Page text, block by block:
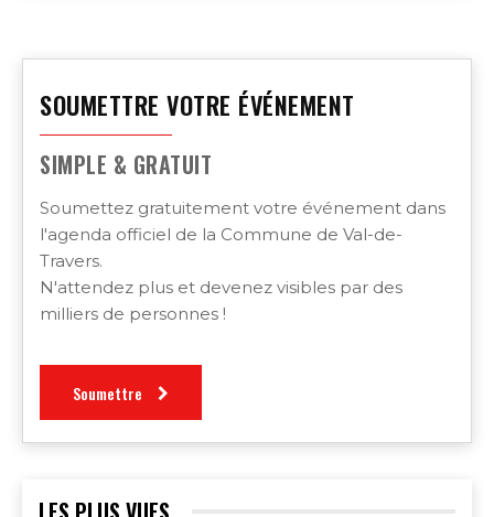
SOUMETTRE VOTRE ÉVÉNEMENT
SIMPLE & GRATUIT
Soumettez gratuitement votre événement dans
l'agenda officiel de la Commune de Val-de-
Travers.
N'attendez plus et devenez visibles par des
milliers de personnes !
Soumettre